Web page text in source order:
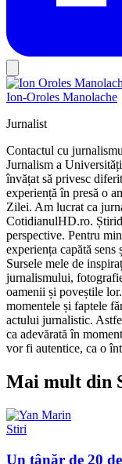
Ion-Oroles Manolache
Jurnalist
Contactul cu
Jurnalism a
învățat să privesc
experiență în presă o
Zilei. Am lucrat ca
CotidianulHD.ro.
perspective. Pentru
experiența capătă
Sursele mele de
jurnalismului,
oamenii și poveștile
momentele și faptele
actului jurnalistic.
ca adevărată în
vor fi autentice, ca o
Mai mult din
Stiri
Un tânăr de 20